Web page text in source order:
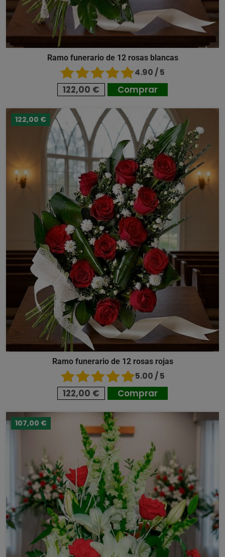
Ramo funerario de 12 rosas blancas
4.90 / 5
122,00 € Comprar
122,00 €
Ramo funerario de 12 rosas rojas
5.00 / 5
122,00 € Comprar
107,00 €